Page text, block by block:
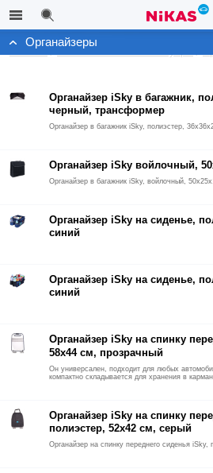
Каталог Автомобильные аксессуары
Органайзеры
Органайзер iSky в багажник,
черный, трансформер
Органайзер в багажник iSky, полиэстер,
Органайзер iSky войлочный,
Органайзер в багажник iSky, войлочный,
Органайзер iSky на сиденье,
синий
Органайзер iSky на сиденье,
синий
Органайзер iSky на спинку
58x44 см, прозрачный
Он универсален, подходит для любых
компактно складывается для хранения в
Органайзер iSky на спинку
полиэстер, 52x42 см, серый
Органайзер на спинку переднего сиденья